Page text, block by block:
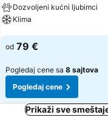
Dozvoljeni kućni ljubimci
Klima
Pogledaj cene
od 79 €
Pogledaj cene sa 8 sajtova
Pogledaj cene
Prikaži sve